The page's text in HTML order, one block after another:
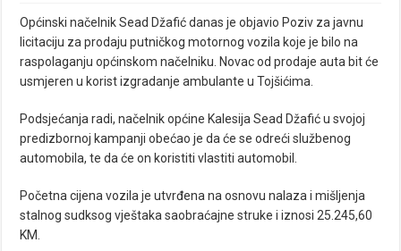
Općinski načelnik Sead Džafić danas je objavio Poziv za javnu
licitaciju za prodaju putničkog motornog vozila koje je bilo na
raspolaganju općinskom načelniku. Novac od prodaje auta bit će
usmjeren u korist izgradanje ambulante u Tojšićima.
Podsjećanja radi, načelnik općine Kalesija Sead Džafić u svojoj
predizbornoj kampanji obećao je da će se odreći službenog
automobila, te da će on koristiti vlastiti automobil.
Početna cijena vozila je utvrđena na osnovu nalaza i mišljenja
stalnog sudksog vještaka saobraćajne struke i iznosi 25.245,60
KM.